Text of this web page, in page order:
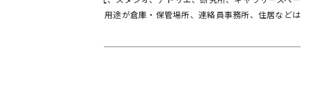
主たる用途が倉庫・保管場所、連絡員事務所、住居などは